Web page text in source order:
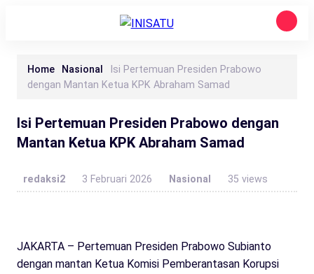
Home Nasional
Isi Pertemuan Presiden Prabowo
dengan Mantan Ketua KPK Abraham Samad
Isi Pertemuan Presiden Prabowo dengan
Mantan Ketua KPK Abraham Samad
redaksi2 3 Februari 2026 Nasional 35 views
JAKARTA – Pertemuan Presiden Prabowo Subianto
dengan mantan Ketua Komisi Pemberantasan Korupsi